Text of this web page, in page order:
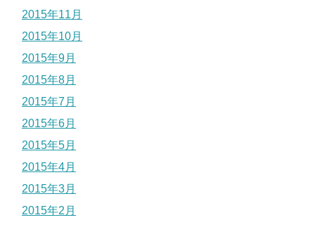
2015年11月
2015年10月
2015年9月
2015年8月
2015年7月
2015年6月
2015年5月
2015年4月
2015年3月
2015年2月